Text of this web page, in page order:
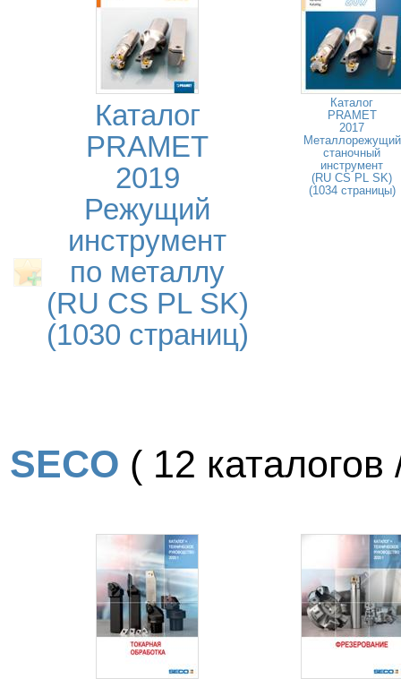
Каталог
PRAMET
2019
Режущий
инструмент
по металлу
(RU CS PL SK)
(1030 страниц)
Каталог
PRAMET
2017
Металлорежущий
станочный
инструмент
(RU CS PL SK)
(1034 страницы)
SECO ( 12